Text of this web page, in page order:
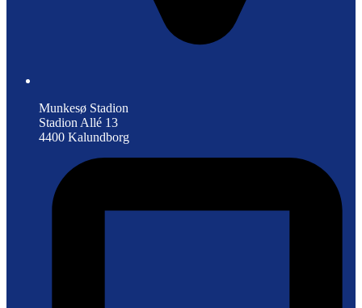
Munkesø Stadion
Stadion Allé 13
4400 Kalundborg